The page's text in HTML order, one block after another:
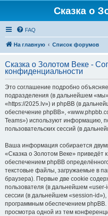
Сказка о
FAQ
На главную Список форумов
Сказка о Золотом Веке -
конфиденциальности
Это соглашение подробно
подразделения (в дальнейшем
«https://2025.lv») и phpBB (в
обеспечение phpBB»,
Teams») используют информацию,
пользовательских сессий (в
Ваша информация собирается
«Сказка о Золотом Веке» приведёт
обеспечением phpBB
текстовые файлы, загружаемые в
браузера). Первые две cookie
пользователя (в дальнейшем
сессии (в дальнейшем «session-
программным обеспечением phpBB.
просмотра одной из тем